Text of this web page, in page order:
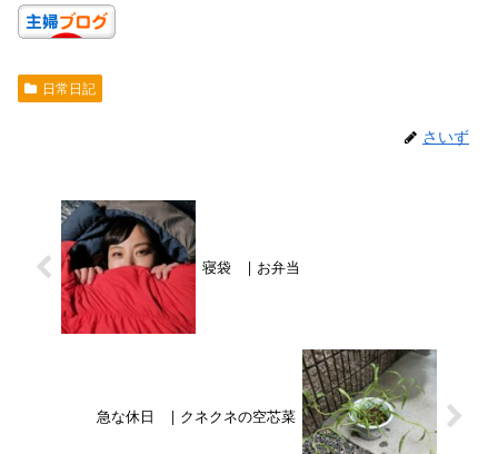
日常日記
さいず
寝袋 | お弁当
急な休日 | クネクネの空芯菜